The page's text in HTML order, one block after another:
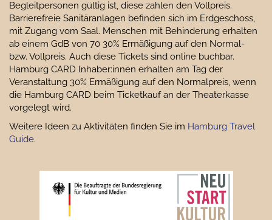
Begleitpersonen gültig ist, diese zahlen den Vollpreis.
Barrierefreie Sanitäranlagen befinden sich im Erdgeschoss,
mit Zugang vom Saal. Menschen mit Behinderung erhalten
ab einem GdB von 70 30% Ermäßigung auf den Normal-
bzw. Vollpreis. Auch diese Tickets sind online buchbar.
Hamburg CARD Inhaber:innen erhalten am Tag der
Veranstaltung 30% Ermäßigung auf den Normalpreis, wenn
die Hamburg CARD beim Ticketkauf an der Theaterkasse
vorgelegt wird.
Weitere Ideen zu Aktivitäten finden Sie im Hamburg Travel
Guide.